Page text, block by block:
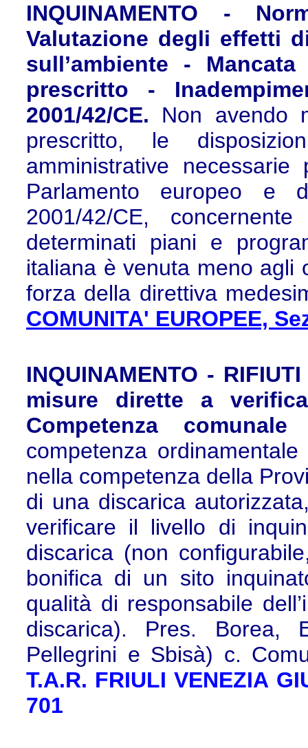
INQUINAMENTO -
Valutazione degli effetti
sull’ambiente -
prescritto -
2001/42/CE. Non avendo
prescritto, le
amministrative
Parlamento europeo e
2001/42/CE,
determinati piani e
italiana è venuta meno agli
forza della direttiva
COMUNITA' EUROPEE,
INQUINAMENTO -
misure dirette a
Competenza
competenza
nella competenza della
di una discarica
verificare il livello di
discarica (non
bonifica di un sito
qualità di responsabile
discarica). Pres. Borea,
Pellegrini e Sbisà) c.
T.A.R. FRIULI VENEZIA
701